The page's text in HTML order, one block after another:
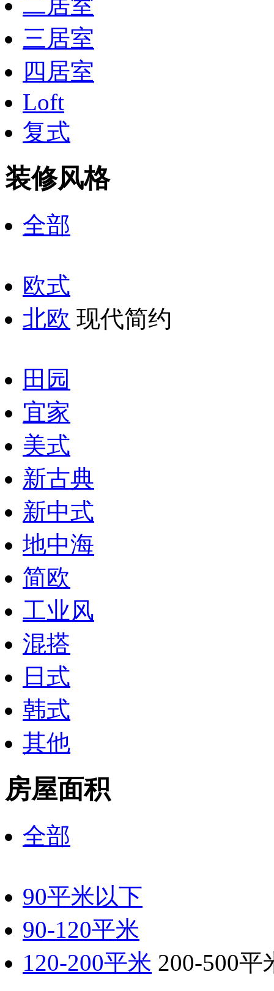
三居室
四居室
Loft
复式
装修风格
全部
欧式
北欧 现代简约
田园
宜家
美式
新古典
新中式
地中海
简欧
工业风
混搭
日式
韩式
其他
房屋面积
全部
90平米以下
90-120平米
120-200平米 200-500平